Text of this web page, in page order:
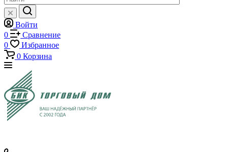
Войти
0
Сравнение
0
Избранное
0 Корзина